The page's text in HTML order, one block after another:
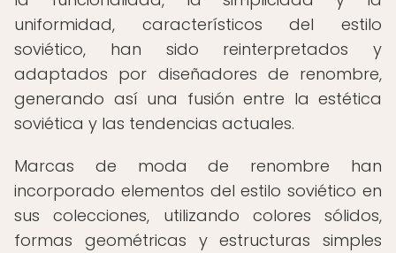
uniformidad, característicos del estilo
soviético, han sido reinterpretados y
adaptados por diseñadores de renombre,
generando así una fusión entre la estética
soviética y las tendencias actuales.
Marcas de moda de renombre han
incorporado elementos del estilo soviético en
sus colecciones, utilizando colores sólidos,
formas geométricas y estructuras simples